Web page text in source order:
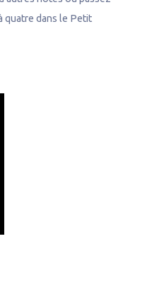
quatre dans le Petit